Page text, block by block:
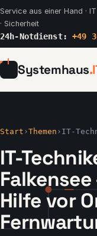
Service aus einer Hand · IT
· Sicherheit
24h-Notdienst:+49
Systemhaus
Managed Services
Start ›Themen › IT-
IT-
Hilfe vor